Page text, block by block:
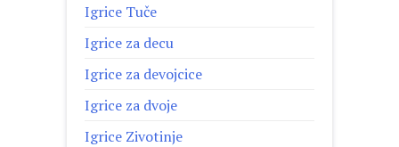
Igrice Tuče
Igrice za decu
Igrice za devojcice
Igrice za dvoje
Igrice Zivotinje